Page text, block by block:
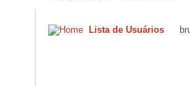
Lista de Usuários